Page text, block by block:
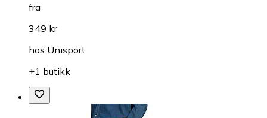
fra
349 kr
hos Unisport
+1 butikk